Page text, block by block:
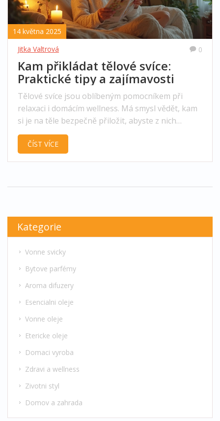
14 května 2025
Jitka Valtrová
0
Kam přikládat tělové svíce:
Praktické tipy a zajímavosti
Tělové svíce jsou oblíbeným pomocníkem při
relaxaci i domácím wellness. Má smysl vědět, kam
si je na těle bezpečně přiložit, abyste z nich
vytěžili co nejvíc. Prozkoumáme nejčastější místa,
ale taky poradím, čemu se raději vyhnout.
ČÍST VÍCE
Kategorie
Vonne svicky
Bytove parfémy
Aroma difuzery
Esencialni oleje
Vonne oleje
Etericke oleje
Domaci vyroba
Zdravi a wellness
Zivotni styl
Domov a zahrada